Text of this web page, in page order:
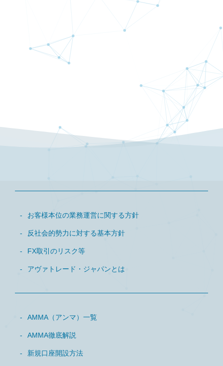
スタートガイド（ご利用の手引）
お客様本位の業務運営に関する方針
反社会的勢力に対する基本方針
FX取引のリスク等
アヴァトレード・ジャパンとは
AMMA（アンマ）一覧
AMMA徹底解説
新規口座開設方法